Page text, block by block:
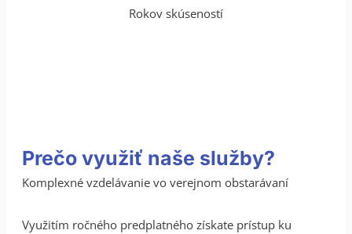
Rokov skúseností
Prečo využiť naše služby?
Komplexné vzdelávanie vo verejnom obstarávaní
Využitím ročného predplatného získate prístup ku